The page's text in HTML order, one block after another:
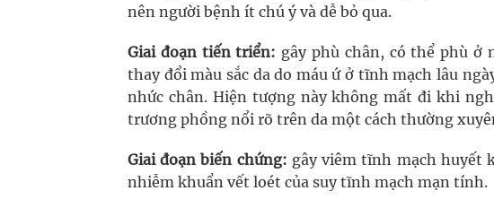
nên người bệnh ít chú ý và dễ bỏ qua.
Giai đoạn tiến triển: gây phù chân, có thể phù ở
thay đổi màu sắc da do máu ứ ở tĩnh mạch lâu
nhức chân. Hiện tượng này không mất đi khi
trương phồng nổi rõ trên da một cách thường
Giai đoạn biến chứng: gây viêm tĩnh mạch huyết
nhiễm khuẩn vết loét của suy tĩnh mạch mạn tính.